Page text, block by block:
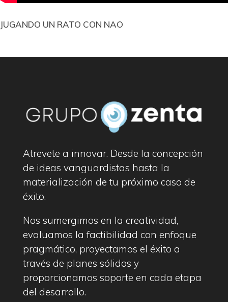
JUGANDO UN RATO CON NAO
Atrevete a innovar. Desde la concepción
de ideas vanguardistas hasta la
materialización de tu próximo caso de
éxito.
Nos sumergimos en la creatividad,
evaluamos la factibilidad con enfoque
pragmático, proyectamos el éxito a
través de planes sólidos y
proporcionamos soporte en cada etapa
del desarrollo.